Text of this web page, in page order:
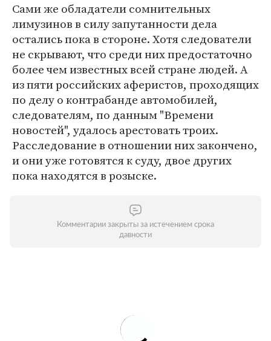
Сами же обладатели сомнительных
лимузинов в силу запутанности дела
остались пока в стороне. Хотя следователи
не скрывают, что среди них предостаточно
более чем известных всей стране людей. А
из пяти российских аферистов, проходящих
по делу о контрабанде автомобилей,
следователям, по данным "Времени
новостей", удалось арестовать троих.
Расследование в отношении них закончено,
и они уже готовятся к суду, двое других
пока находятся в розыске.
Комментарии закрыты за истечением срока
давности